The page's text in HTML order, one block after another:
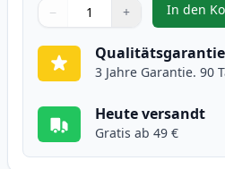
Verwenden Sie die Tasten, um
− +
1
In den,
Qualitätsgarantie
3 Jahre Garantie. 90
Heute versandt
Gratis ab 49 €